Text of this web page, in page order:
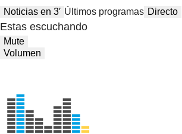
Noticias en 3′ Últimos programas Directo
Estas escuchando
Mute
Volumen